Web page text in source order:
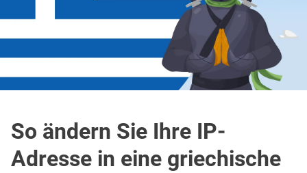
So ändern Sie Ihre IP-
Adresse in eine griechische